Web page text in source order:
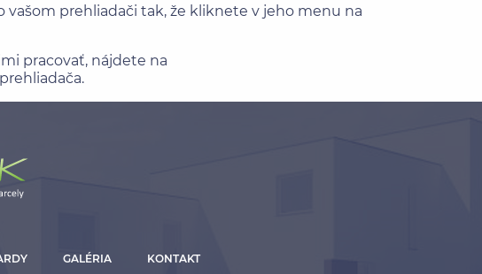
prehliadači tak, že kliknete v jeho menu na
pracovať, nájdete na
GALÉRIA KONTAKT